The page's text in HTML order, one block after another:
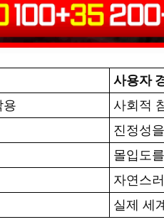
사용자
사회적
진정성
몰입도
자연스
실제 세